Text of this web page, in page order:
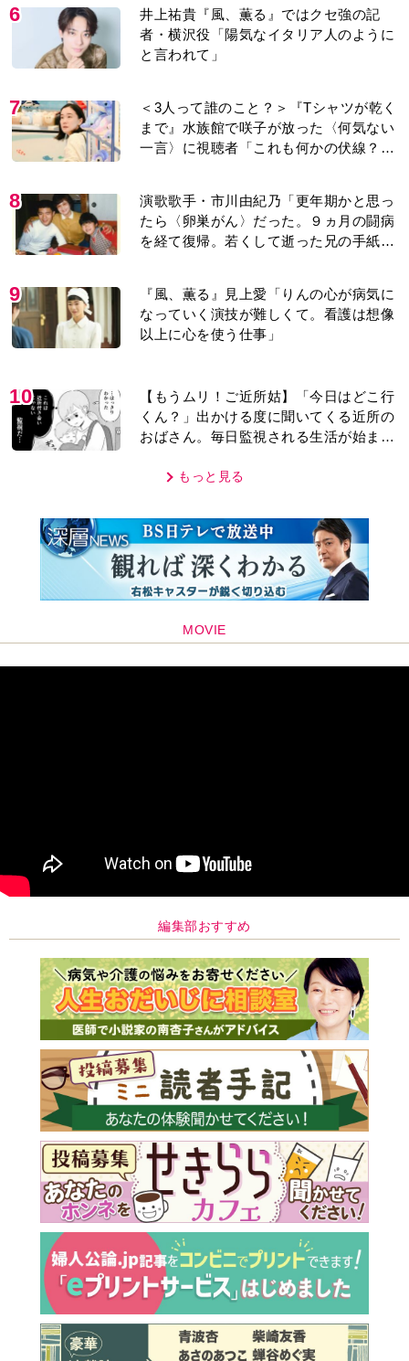
6
井上祐貴『風、薫る』ではクセ強の記
者・横沢役「陽気なイタリア人のように
と言われて」
7
＜3人って誰のこと？＞『Tシャツが乾く
まで』水族館で咲子が放った〈何気ない
一言〉に視聴者「これも何かの伏線？」
8
演歌歌手・市川由紀乃「更年期かと思っ
たら〈卵巣がん〉だった。９ヵ月の闘病
を経て復帰。若くして逝った兄の手紙を
9
『風、薫る』見上愛「りんの心が病気に
なっていく演技が難しくて。看護は想像
以上に心を使う仕事」
10
【もうムリ！ご近所姑】「今日はどこ行
くん？」出かける度に聞いてくる近所の
おばさん。毎日監視される生活が始ま
もっと見る
MOVIE
編集部おすすめ